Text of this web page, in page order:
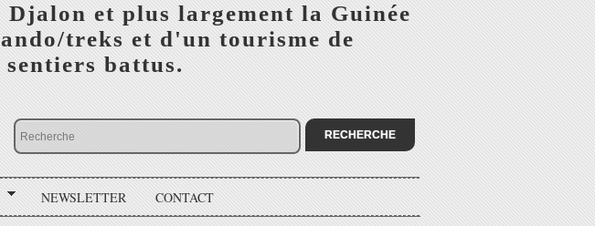
et plus largement la Guinée
treks et d'un tourisme de
battus.
NEWSLETTER CONTACT